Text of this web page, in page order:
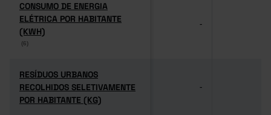
CONSUMO DE ENERGIA
ELÉTRICA POR HABITANTE
(KWH)
(6)
CONSUMO DE ENERGIA
ELÉTRICA POR HABITANTE
(KWH)
(6)
-
RESÍDUOS URBANOS
RECOLHIDOS SELETIVAMENTE
POR HABITANTE (KG)
RESÍDUOS URBANOS
RECOLHIDOS SELETIVAMENTE
POR HABITANTE (KG)
-